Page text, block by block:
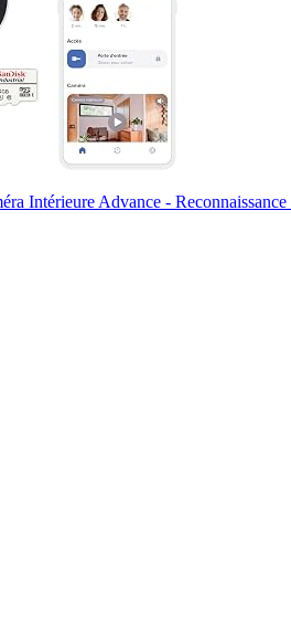
Intérieure Advance -